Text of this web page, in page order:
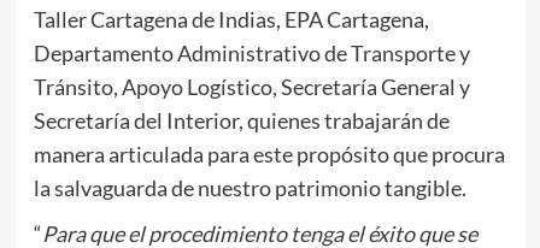
Taller Cartagena de Indias, EPA Cartagena,
Departamento Administrativo de Transporte y
Tránsito, Apoyo Logístico, Secretaría General y
Secretaría del Interior, quienes trabajarán de
manera articulada para este propósito que procura
la salvaguarda de nuestro patrimonio tangible.
“Para que el procedimiento tenga el éxito que se